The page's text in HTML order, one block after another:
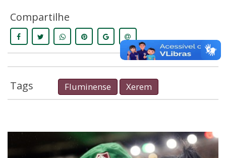
Compartilhe
Tags Fluminense Xerem